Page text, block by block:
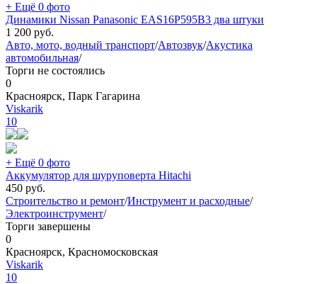
+ Ещё 0 фото
Динамики Nissan Panasonic EAS16P595B3 два штуки
1 200 руб.
Авто, мото, водный транспорт/Автозвук/Акустика
автомобильная/
Торги не состоялись
0
Красноярск, Парк Гагарина
Viskarik
10
+ Ещё 0 фото
Аккумулятор для шуруповерта Hitachi
450 руб.
Строительство и ремонт/Инструмент и расходные/
Электроинструмент/
Торги завершены
0
Красноярск, Красномосковская
Viskarik
10